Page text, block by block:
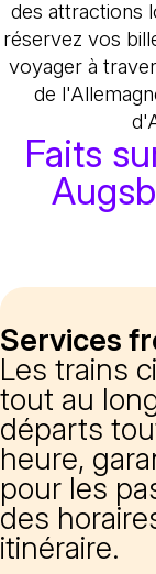
des attractions
réservez vos
voyager à
de
Faits
Services
Les trains
tout au
départs
heure,
pour les
des
itinéraire.